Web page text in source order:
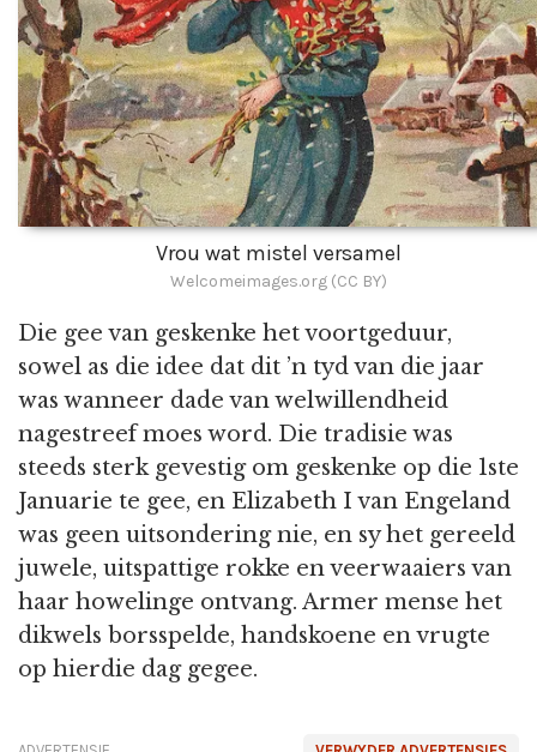
Vrou wat mistel versamel
Welcomeimages.org (CC BY)
Die gee van geskenke het voortgeduur,
sowel as die idee dat dit ’n tyd van die jaar
was wanneer dade van welwillendheid
nagestreef moes word. Die tradisie was
steeds sterk gevestig om geskenke op die 1ste
Januarie te gee, en Elizabeth I van Engeland
was geen uitsondering nie, en sy het gereeld
juwele, uitspattige rokke en veerwaaiers van
haar howelinge ontvang. Armer mense het
dikwels borsspelde, handskoene en vrugte
op hierdie dag gegee.